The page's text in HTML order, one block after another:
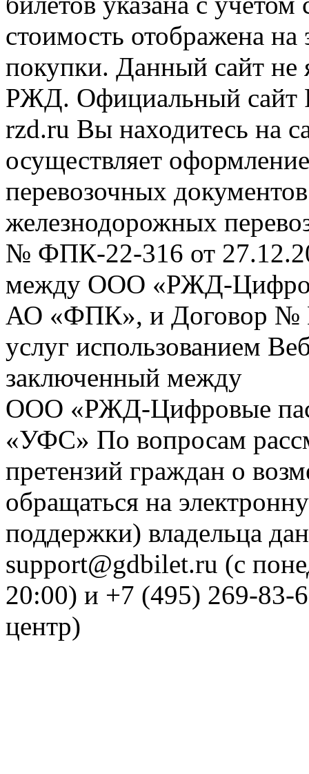
стоимость отображена
покупки. Данный сайт не
РЖД. Официальный сайт
rzd.ru Вы находитесь на
осуществляет
перевозочных
железнодорожных
№ ФПК-22-316 от
между ООО «РЖД-
АО «ФПК», и Договор №
услуг использованием
заключенный между
ООО «РЖД-Цифровые
«УФС» По вопросам
претензий граждан о
обращаться на
поддержки) владельца
support@gdbilet.ru (с
20:00) и +7 (495) 269-83-
центр)